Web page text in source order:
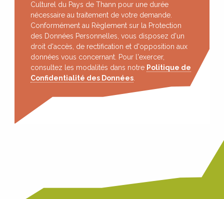
Culturel du Pays de Thann pour une durée
nécessaire au traitement de votre demande.
Conformément au Règlement sur la Protection
des Données Personnelles, vous disposez d'un
droit d'accès, de rectification et d'opposition aux
données vous concernant. Pour l'exercer,
consultez les modalités dans notre Politique de
Confidentialité des Données.